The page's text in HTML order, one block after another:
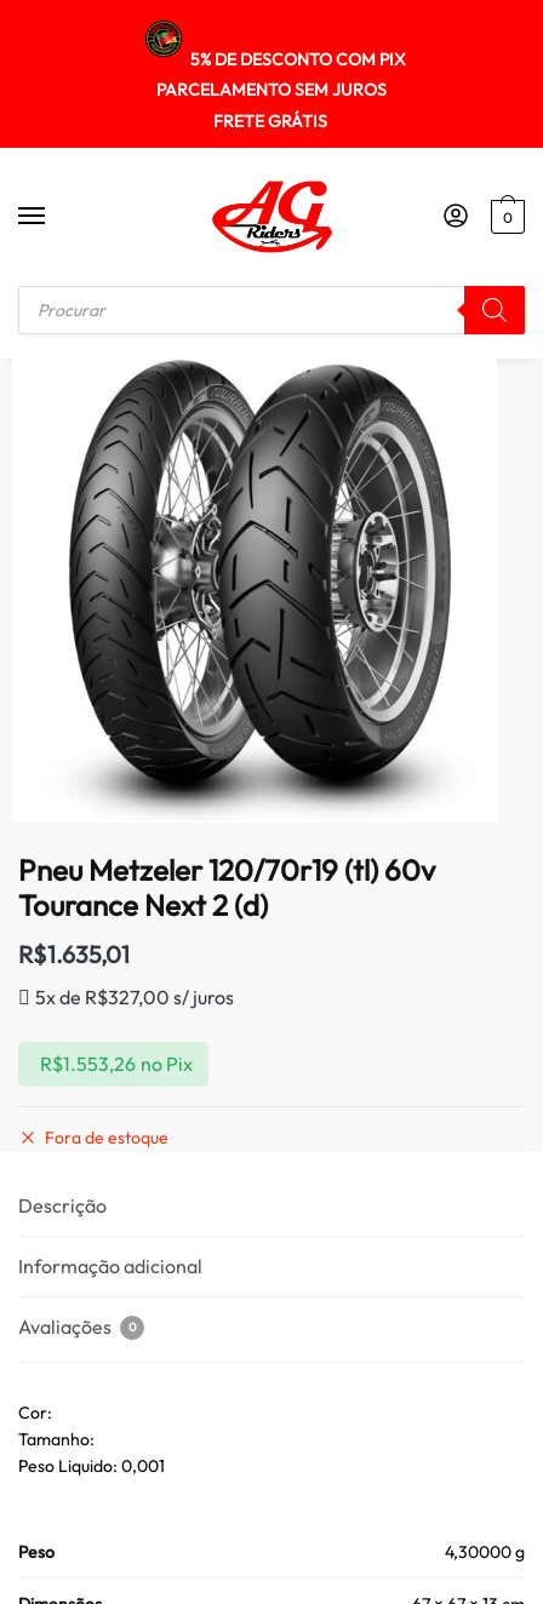
5% DE DESCONTO COM PIX
PARCELAMENTO SEM JUROS
FRETE GRÁTIS
0
Início / PNEUS Pneu Metzeler 120/70r19 (tl) 60v Tourance Next 2 (d)
Pneu Metzeler 120/70r19 (tl) 60v
Tourance Next 2 (d)
R$1.635,01
5x de R$327,00 s/ juros
R$1.553,26 no Pix
Fora de estoque
Descrição
Informação adicional
Avaliações 0
Cor:
Tamanho:
Peso Liquido: 0,001
Peso 4,30000 g